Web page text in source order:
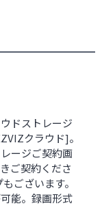
ドストレージ
クラウド]。
ージご契約画
ご契約くださ
ございます。
能。録画形式